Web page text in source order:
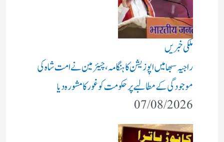
ملکی خبریں
راجیہ سبھا میں اپوزیشن کا ہنگامہ، چیئرمین نے امت شاہ کی
موجودگی کے مطالبے پر حکومت کو غور کا مشورہ دیا
07/08/2026